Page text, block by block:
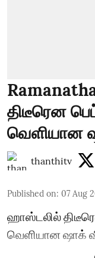
திடீரென
வெளியான
thanthitv
Published on: 07 Aug
ஹாஸ்டலில்
வெளியான ஷாக்